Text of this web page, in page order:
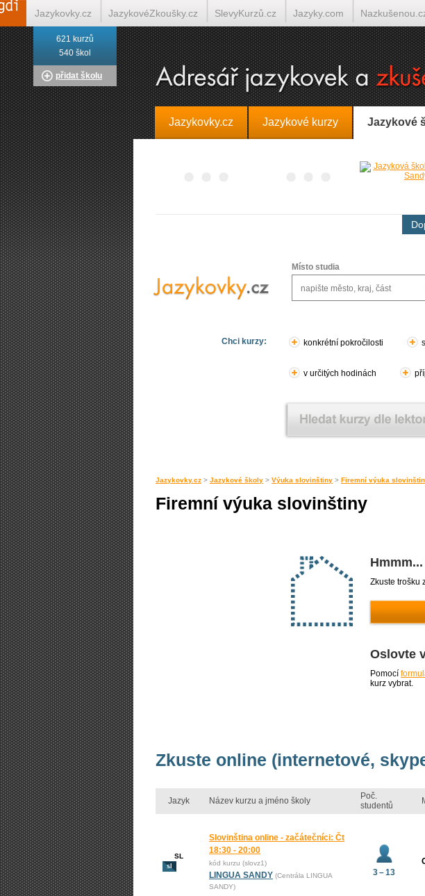
Jazykovky.cz Jazykové kurzy Jazykové
Místo studia
Chci kurzy: konkrétní pokročilosti
v určitých hodinách
Jazykovky.cz > Jazykové školy > Výuka slovinštiny > Firemní výuka
Firemní výuka slovinštiny
Zkuste trošku
Oslovte
Pomocí
kurz vybrat.
Zkuste online (internetové,
Jazyk Název kurzu a jméno školy
Poč.
studentů
SL
sl
Slovinština online - začátečníci: Čt
18:30 - 20:00
kód kurzu (slovz1)
LINGUA SANDY (Centrála LINGUA
SANDY)
3 – 13
621 kurzů
540 škol
přidat školu
Jazykovky.cz JazykovéZkoušky.cz SlevyKurzů.cz Jazyky.com
Italština on-line Tlumočení-Překlady.cz Překládá.cz Tlumočí.cz